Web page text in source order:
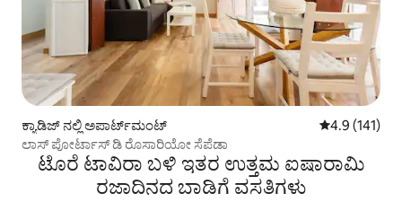
ಕ್ಯಾಡಿಜ್ ನಲ್ಲಿ ಅಪಾರ್ಟ್‌ಮಂಟ್ 5 ರಲ್ಲಿ 4.9
4.9 (141)
ಲಾಸ್ ಪೋರ್ಟಾಸ್ ಡಿ ರೊಸಾರಿಯೋ ಸೆಪೆಡಾ
ಟೊರೆ ಟಾವಿರಾ ಬಳಿ ಇತರ ಉತ್ತಮ ಐಷಾರಾಮಿ
ರಜಾದಿನದ ಬಾಡಿಗೆ ವಸತಿಗಳು